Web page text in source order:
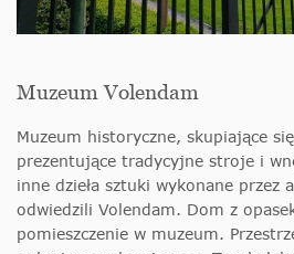
Muzeum Volendam
Muzeum historyczne, skupiające
prezentujące tradycyjne stroje i
inne dzieła sztuki wykonane przez
odwiedzili Volendam. Dom z
pomieszczenie w muzeum.